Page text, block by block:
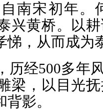
南宋初年。
兴黄桥。以
悌，从而成为
历经500多年
梁，以目光
影。